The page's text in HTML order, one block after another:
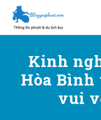
Menu
Skip
main
qua
primary
Hướng
phượt,Kinh
Hòa
vui